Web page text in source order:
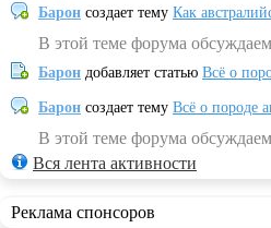
Барон создает тему Как
В этой теме форума
Барон добавляет статью Всё о
Барон создает тему Всё о породе
В этой теме форума
Вся лента активности
Реклама спонсоров